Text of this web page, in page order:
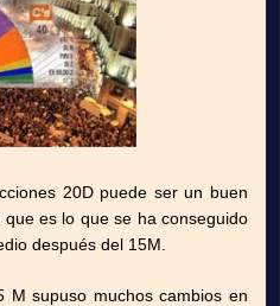
20D puede ser un buen
es lo que se ha conseguido
después del 15M.
M supuso muchos cambios en